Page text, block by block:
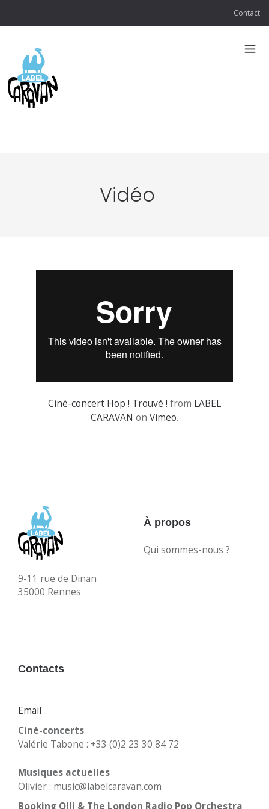
Contact
Vidéo
Ciné-concert Hop ! Trouvé ! from LABEL
CARAVAN on Vimeo.
9-11 rue de Dinan
35000 Rennes
À propos
Qui sommes-nous ?
Contacts
Email
Ciné-concerts
Valérie Tabone : +33 (0)2 23 30 84 72
Musiques actuelles
Olivier : music@labelcaravan.com
Booking Olli & The London Radio Pop Orchestra